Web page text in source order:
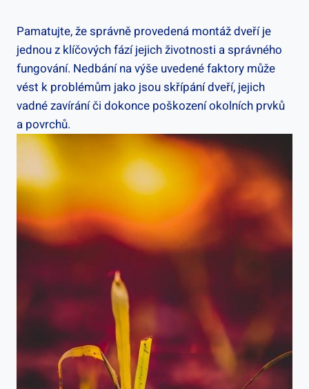
Pamatujte, že správně provedená montáž dveří je
jednou z klíčových fází jejich životnosti a správného
fungování. Nedbání na výše uvedené faktory může
vést k problémům jako jsou skřípání dveří, jejich
vadné zavírání či dokonce poškození okolních prvků
a povrchů.